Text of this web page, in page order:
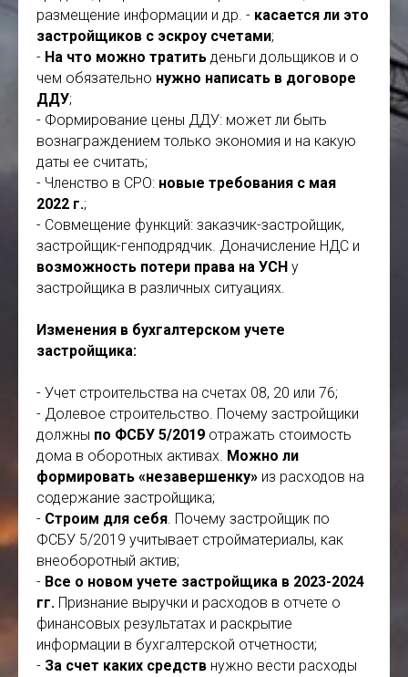
размещение информации и др. - касается ли это
застройщиков с эскроу счетами;
- На что можно тратить деньги дольщиков и о
чем обязательно нужно написать в договоре
ДДУ;
- Формирование цены ДДУ: может ли быть
вознаграждением только экономия и на какую
даты ее считать;
- Членство в СРО: новые требования с мая
2022 г.;
- Совмещение функций: заказчик-застройщик,
застройщик-генподрядчик. Доначисление НДС и
возможность потери права на УСН у
застройщика в различных ситуациях.
Изменения в бухгалтерском учете
застройщика:
- Учет строительства на счетах 08, 20 или 76;
- Долевое строительство. Почему застройщики
должны по ФСБУ 5/2019 отражать стоимость
дома в оборотных активах. Можно ли
формировать «незавершенку» из расходов на
содержание застройщика;
- Строим для себя. Почему застройщик по
ФСБУ 5/2019 учитывает стройматериалы, как
внеоборотный актив;
- Все о новом учете застройщика в 2023-2024
гг. Признание выручки и расходов в отчете о
финансовых результатах и раскрытие
информации в бухгалтерской отчетности;
- За счет каких средств нужно вести расходы